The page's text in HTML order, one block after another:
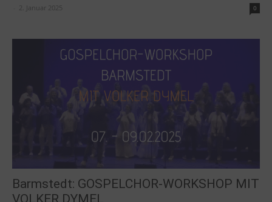
2. Januar 2025 0
Barmstedt: GOSPELCHOR-WORKSHOP MIT
VOLKER DYMEL